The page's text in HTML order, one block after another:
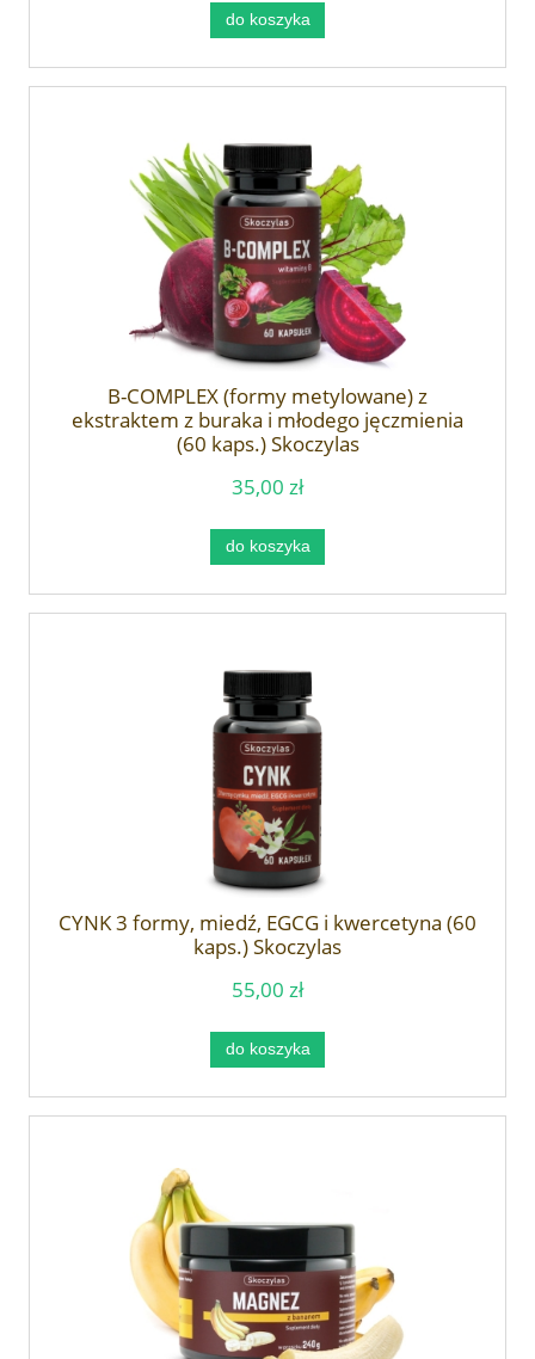
do koszyka
B-COMPLEX (formy metylowane) z
ekstraktem z buraka i młodego jęczmienia
(60 kaps.) Skoczylas
35,00 zł
do koszyka
CYNK 3 formy, miedź, EGCG i kwercetyna (60
kaps.) Skoczylas
55,00 zł
do koszyka